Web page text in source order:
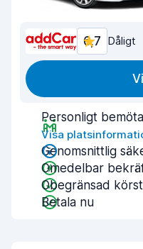
6,7 Dåligt
Personligt
Visa
Genomsnittlig
Omedelbar
Obegränsad
Betala nu